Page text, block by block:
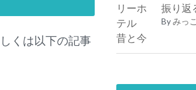
くは以下の記事
振り返
Byみっこ